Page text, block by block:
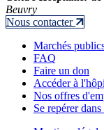
Beuvry
Nous contacter
Marchés
FAQ
Faire un don
Accéder à
Nos offres
Se repérer